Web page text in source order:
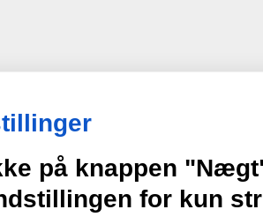
på knappen
for kun